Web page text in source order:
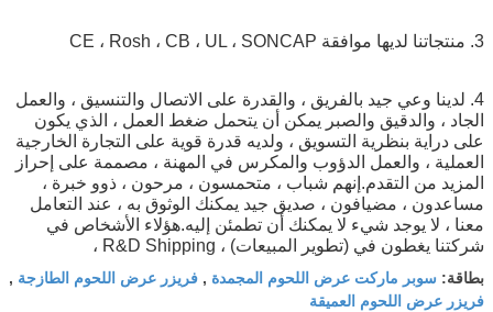
3. منتجاتنا لديها موافقة CE ، Rosh ، CB ، UL ، SONCAP
4. لدينا وعي جيد بالفريق ، والقدرة على الاتصال والتنسيق ، والعمل
الجاد ، والدقيق والصبر يمكن أن يتحمل ضغط العمل ، الذي يكون
على دراية بنظرية التسويق ، ولديه قدرة قوية على التجارة الخارجية
العملية ، والعمل الدؤوب والمكرس في المهنة ، مصممة على إحراز
المزيد من التقدم.إنهم شباب ، متحمسون ، مرحون ، ذوو خبرة ،
مساعدون ، مضيافون ، صديق جيد يمكنك الوثوق به ، عند التعامل
معنا ، لا يوجد شيء لا يمكنك أن تطمئن إليه.هؤلاء الأشخاص في
شركتنا يغطون في (تطوير المبيعات) ، R&D Shipping ،
بطاقة: سوبر ماركت عرض اللحوم المجمدة , فريزر عرض اللحوم الطازجة ,
فريزر عرض اللحوم العميقة